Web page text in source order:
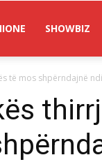
SHOWBIZ
të mos shpërndajnë